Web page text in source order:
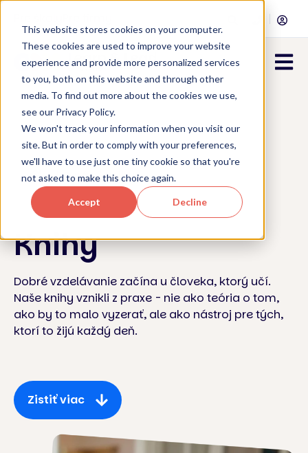
This website stores cookies on your computer.
These cookies are used to improve your website
experience and provide more personalized services
to you, both on this website and through other
media. To find out more about the cookies we use,
see our Privacy Policy.
We won't track your information when you visit our
site. But in order to comply with your preferences,
we'll have to use just one tiny cookie so that you're
not asked to make this choice again.
Accept Decline
/ O nás / Knihy
Knihy
Dobré vzdelávanie začína u človeka, ktorý učí.
Naše knihy vznikli z praxe - nie ako teória o tom,
ako by to malo vyzerať, ale ako nástroj pre tých,
ktorí to žijú každý deň.
Zistiť viac